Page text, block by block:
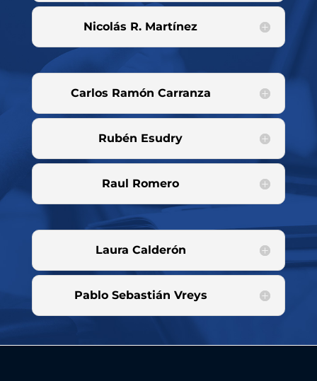
Nicolás R. Martínez
Carlos Ramón Carranza
Rubén Esudry
Raul Romero
Laura Calderón
Pablo Sebastián Vreys